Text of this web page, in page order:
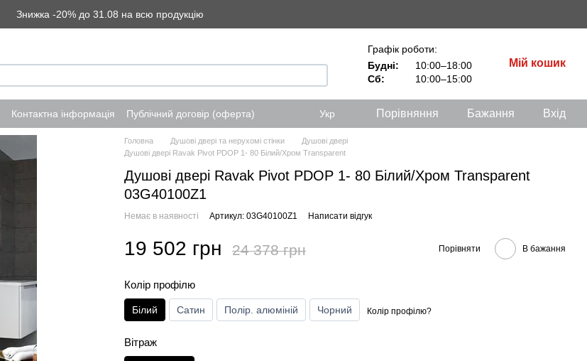
Знижка -20% до 31.08 на всю продукцію
Графік роботи:
Будні:
10:00–18:00
Сб:
10:00–15:00
Мій кошик
Контактна інформація Публічний договір (оферта) Укр Порівняння Бажання Вхід
Головна Душові двері та нерухомі стінки
Душові двері
Душові двері Ravak Pivot PDOP 1- 80 Білий/Хром Transparent
Душові двері Ravak Pivot PDOP 1- 80 Білий/Хром Transparent
03G40100Z1
Немає в наявності Артикул: 03G40100Z1 Написати відгук
19 502 грн 24 378 грн Порівняти В бажання
Колір профілю
Білий Сатин Полір. алюміній Чорний Колір профілю?
Вітраж